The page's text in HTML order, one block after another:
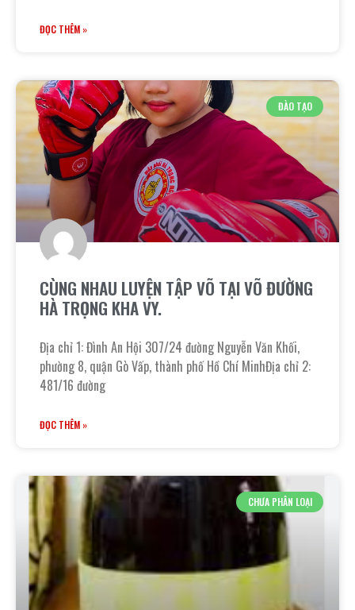
ĐỌC THÊM »
ĐÀO TẠO
CÙNG NHAU LUYỆN TẬP VÕ TẠI VÕ ĐƯỜNG
HÀ TRỌNG KHA VY.
Địa chỉ 1: Đình An Hội 307/24 đường Nguyễn Văn Khối,
phường 8, quận Gò Vấp, thành phố Hồ Chí MinhĐịa chỉ 2:
481/16 đường
ĐỌC THÊM »
CHƯA PHÂN LOẠI